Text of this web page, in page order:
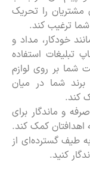
مشتریان را تحریک
ترغیب کند.
خودکار، مداد و
تبلیغات استفاده
شما بر روی لوازم
برند شما در میان
کند.
و ماندگار برای
اهدافتان کمک کند.
طیف گسترده‌ای از
کنید.